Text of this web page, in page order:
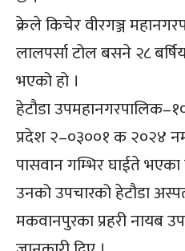
क्रेले किचेर वीरगञ्ज
लालपर्सा टोल बसने २८
भएको हो ।
हेटौडा
प्रदेश २–०३००१ क २०२४
पासवान गम्भिर घाईते भएका
उनको उपचारको हेटौडा
मकवानपुरका प्रहरी नायब